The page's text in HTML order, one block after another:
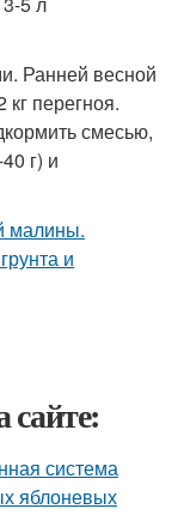
Ранней весной
перегноя.
смесью,
г) и
сайте:
система
яблоневых